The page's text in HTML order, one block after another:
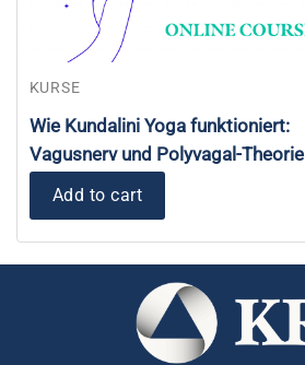
KURSE
Wie Kundalini Yoga funktioniert:
Vagusnerv und Polyvagal-Theorie
Add to cart